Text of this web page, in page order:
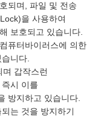
되며, 파일 및 전송
을 사용하여
보호되고 있습니다.
퓨터바이러스에 의한
니다.
갑작스런
시 이를
방지하고 있습니다.
는 것을 방지하기